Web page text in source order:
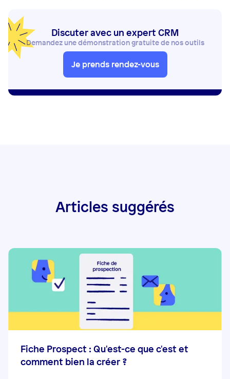
Discuter avec un expert CRM
Demandez une démonstration gratuite de nos outils
Je prends rendez-vous
Articles suggérés
Fiche Prospect : Qu'est-ce que c'est et
comment bien la créer ?